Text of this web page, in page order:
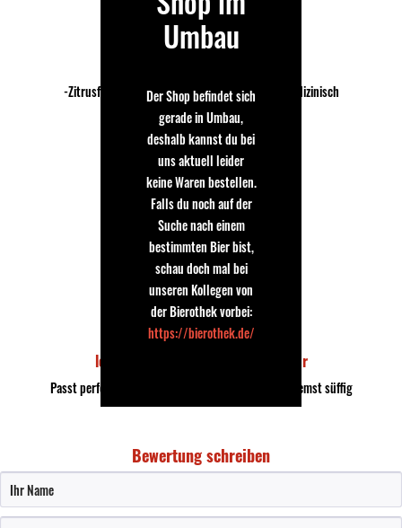
Steffen
15.05.2016
-ZitrusfrüchteMango,Honig,schwefelig,leicht medizinisch
-wenig Bitterkeit
-trockener Abgang
-hohe carbonisierung
-leichter Körper
Sebastian
18.04.2016
leicht Fruchtig und angenehm bitter
Passt perfekt zu Fleisch bzw. sogar gegrilltem. Extremst süffig
Bewertung schreiben
Umbau
Der Shop befindet sich
gerade in Umbau,
deshalb kannst du bei
uns aktuell leider
keine Waren bestellen.
Falls du noch auf der
Suche nach einem
bestimmten Bier bist,
schau doch mal bei
unseren Kollegen von
der Bierothek vorbei:
https://bierothek.de/